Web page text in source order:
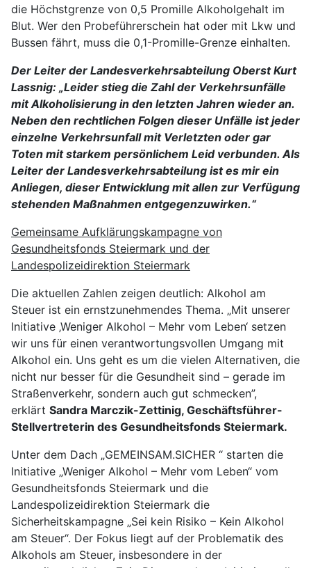
die Höchstgrenze von 0,5 Promille Alkoholgehalt im
Blut. Wer den Probeführerschein hat oder mit Lkw und
Bussen fährt, muss die 0,1-Promille-Grenze einhalten.
Der Leiter der Landesverkehrsabteilung Oberst Kurt
Lassnig: „Leider stieg die Zahl der Verkehrsunfälle
mit Alkoholisierung in den letzten Jahren wieder an.
Neben den rechtlichen Folgen dieser Unfälle ist jeder
einzelne Verkehrsunfall mit Verletzten oder gar
Toten mit starkem persönlichem Leid verbunden. Als
Leiter der Landesverkehrsabteilung ist es mir ein
Anliegen, dieser Entwicklung mit allen zur Verfügung
stehenden Maßnahmen entgegenzuwirken.“
Gemeinsame Aufklärungskampagne von
Gesundheitsfonds Steiermark und der
Landespolizeidirektion Steiermark
Die aktuellen Zahlen zeigen deutlich: Alkohol am
Steuer ist ein ernstzunehmendes Thema. „Mit unserer
Initiative ‚Weniger Alkohol – Mehr vom Leben‘ setzen
wir uns für einen verantwortungsvollen Umgang mit
Alkohol ein. Uns geht es um die vielen Alternativen, die
nicht nur besser für die Gesundheit sind – gerade im
Straßenverkehr, sondern auch gut schmecken”,
erklärt Sandra Marczik-Zettinig, Geschäftsführer-
Stellvertreterin des Gesundheitsfonds Steiermark.
Unter dem Dach „GEMEINSAM.SICHER “ starten die
Initiative „Weniger Alkohol – Mehr vom Leben“ vom
Gesundheitsfonds Steiermark und die
Landespolizeidirektion Steiermark die
Sicherheitskampagne „Sei kein Risiko – Kein Alkohol
am Steuer“. Der Fokus liegt auf der Problematik des
Alkohols am Steuer, insbesondere in der